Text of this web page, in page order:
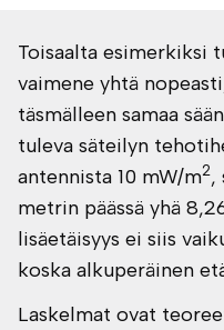
Toisaalta esimerkiksi
vaimene yhtä
täsmälleen samaa
tuleva säteilyn
antennista 10 mW/m2,
metrin päässä yhä
lisäetäisyys ei siis
koska alkuperäinen
Laskelmat ovat